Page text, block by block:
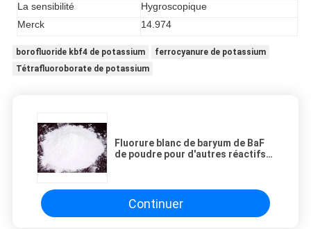
La sensibilité
Hygroscopique
Merck
14.974
borofluoride kbf4 de potassium
ferrocyanure de potassium
Tétrafluoroborate de potassium
Fluorure blanc de baryum de BaF
de poudre pour d'autres réactifs
Continuer